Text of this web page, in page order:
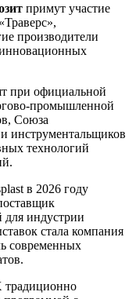
примут участие
производители
инновационных
при официальной
промышленной
Союза
инструментальщиков
технологий
в 2026 году
индустрии
стала компания
современных
традиционно